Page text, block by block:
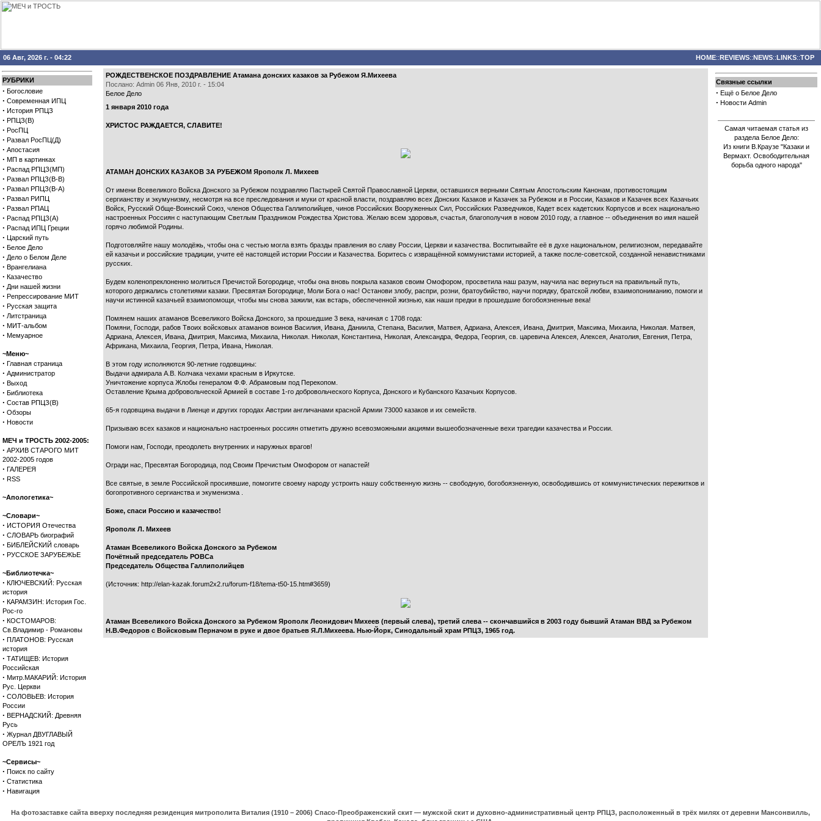
06 Авг, 2026 г. - 04:22 HOME::REVIEWS::NEWS::LINKS::TOP
РУБРИКИ
· Богословие
· Современная ИПЦ
· История РПЦЗ
· РПЦЗ(В)
· РосПЦ
· Развал РосПЦ(Д)
· Апостасия
· МП в картинках
· Распад РПЦЗ(МП)
· Развал РПЦЗ(В-В)
· Развал РПЦЗ(В-А)
· Развал РИПЦ
· Развал РПАЦ
· Распад РПЦЗ(А)
· Распад ИПЦ Греции
· Царский путь
· Белое Дело
· Дело о Белом Деле
· Врангелиана
· Казачество
· Дни нашей жизни
· Репрессирование МИТ
· Русская защита
· Литстраница
· МИТ-альбом
· Мемуарное
~Меню~
· Главная страница
· Администратор
· Выход
· Библиотека
· Состав РПЦЗ(В)
· Обзоры
· Новости
МЕЧ и ТРОСТЬ 2002-2005:
· АРХИВ СТАРОГО МИТ
2002-2005 годов
· ГАЛЕРЕЯ
· RSS
~Апологетика~
~Словари~
· ИСТОРИЯ Отечества
· СЛОВАРЬ биографий
· БИБЛЕЙСКИЙ словарь
· РУССКОЕ ЗАРУБЕЖЬЕ
~Библиотечка~
· КЛЮЧЕВСКИЙ: Русская
история
· КАРАМЗИН: История Гос.
Рос-го
· КОСТОМАРОВ:
Св.Владимир - Романовы
· ПЛАТОНОВ: Русская
история
· ТАТИЩЕВ: История
Российская
· Митр.МАКАРИЙ: История
Рус. Церкви
· СОЛОВЬЕВ: История
России
· ВЕРНАДСКИЙ: Древняя
Русь
· Журнал ДВУГЛАВЫЙ
ОРЕЛЪ 1921 год
~Сервисы~
· Поиск по сайту
· Статистика
· Навигация
РОЖДЕСТВЕНСКОЕ ПОЗДРАВЛЕНИЕ Атамана донских казаков за Рубежом Я.Михеева
Послано: Admin 06 Янв, 2010 г. - 15:04
Белое Дело
1 января 2010 года
ХРИСТОС РАЖДАЕТСЯ, СЛАВИТЕ!
АТАМАН ДОНСКИХ КАЗАКОВ ЗА РУБЕЖОМ Ярополк Л. Михеев
От имени Всевеликого Войска Донского за Рубежом поздравляю Пастырей Святой Православной Церкви, оставшихся верными Святым Апостольским Канонам, противостоящим
сергианству и экумунизму, несмотря на все преследования и муки от красной власти, поздравляю всех Донских Казаков и Казачек за Рубежом и в России, Казаков и Казачек всех Казачьих
Войск, Русский Обще-Воинский Союз, членов Общества Галлиполийцев, чинов Российских Вооруженных Сил, Российских Разведчиков, Кадет всех кадетских Корпусов и всех национально
настроенных Россиян с наступающим Светлым Праздником Рождества Христова. Желаю всем здоровья, счастья, благополучия в новом 2010 году, а главное -- объединения во имя нашей
горячо любимой Родины.
Подготовляйте нашу молодёжь, чтобы она с честью могла взять бразды правления во славу России, Церкви и казачества. Воспитывайте её в духе национальном, религиозном, передавайте
ей казачьи и российские традиции, учите её настоящей истории России и Казачества. Боритесь с извращённой коммунистами историей, а также после-советской, созданной ненавистниками
русских.
Будем коленопреклоненно молиться Пречистой Богородице, чтобы она вновь покрыла казаков своим Омофором, просветила наш разум, научила нас вернуться на правильный путь,
которого держались столетиями казаки. Пресвятая Богородице, Моли Бога о нас! Останови злобу, распри, розни, братоубийство, научи порядку, братской любви, взаимопониманию, помоги и
научи истинной казачьей взаимопомощи, чтобы мы снова зажили, как встарь, обеспеченной жизнью, как наши предки в прошедшие богобоязненные века!
Помянем наших атаманов Всевеликого Войска Донского, за прошедшие 3 века, начиная с 1708 года:
Помяни, Господи, рабов Твоих войсковых атаманов воинов Василия, Ивана, Даниила, Степана, Василия, Матвея, Адриана, Алексея, Ивана, Дмитрия, Максима, Михаила, Николая. Матвея,
Адриана, Алексея, Ивана, Дмитрия, Максима, Михаила, Николая. Николая, Константина, Николая, Александра, Федора, Георгия, св. царевича Алексея, Алексея, Анатолия, Евгения, Петра,
Африкана, Михаила, Георгия, Петра, Ивана, Николая.
В этом году исполняются 90-летние годовщины:
Выдачи адмирала А.В. Колчака чехами красным в Иркутске.
Уничтожение корпуса Жлобы генералом Ф.Ф. Абрамовым под Перекопом.
Оставление Крыма добровольческой Армией в составе 1-го добровольческого Корпуса, Донского и Кубанского Казачьих Корпусов.
65-я годовщина выдачи в Лиенце и других городах Австрии англичанами красной Армии 73000 казаков и их семейств.
Призываю всех казаков и национально настроенных россиян отметить дружно всевозможными акциями вышеобозначенные вехи трагедии казачества и России.
Помоги нам, Господи, преодолеть внутренних и наружных врагов!
Огради нас, Пресвятая Богородица, под Своим Пречистым Омофором от напастей!
Все святые, в земле Российской просиявшие, помогите своему народу устроить нашу собственную жизнь -- свободную, богобоязненную, освободившись от коммунистических пережитков и
богопротивного сергианства и экуменизма .
Боже, спаси Россию и казачество!
Ярополк Л. Михеев
Атаман Всевеликого Войска Донского за Рубежом
Почётный председатель РОВСа
Председатель Общества Галлиполийцев
(Источник: http://elan-kazak.forum2x2.ru/forum-f18/tema-t50-15.htm#3659)
Атаман Всевеликого Войска Донского за Рубежом Ярополк Леонидович Михеев (первый слева), третий слева -- скончавшийся в 2003 году бывший Атаман ВВД за Рубежом
Н.В.Федоров с Войсковым Перначом в руке и двое братьев Я.Л.Михеева. Нью-Йорк, Синодальный храм РПЦЗ, 1965 год.
Связные ссылки
· Ещё о Белое Дело
· Новости Admin
Самая читаемая статья из
раздела Белое Дело:
Из книги В.Краузе "Казаки и
Вермахт. Освободительная
борьба одного народа"
На фотозаставке сайта вверху последняя резиденция митрополита Виталия (1910 – 2006) Спасо-Преображенский скит — мужской скит и духовно-административный центр РПЦЗ, расположенный в трёх милях от деревни Мансонвилль,